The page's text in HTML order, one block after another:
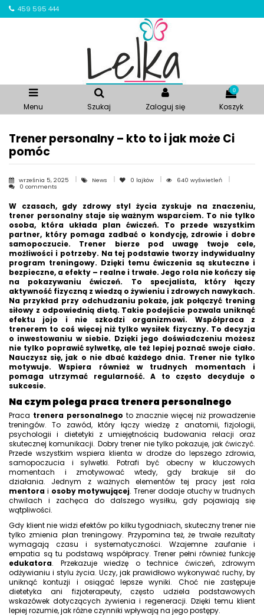
459 595 444
Menu Szukaj Zaloguj się
0
Koszyk
Trener personalny – kto to i jak może Ci
pomóc
września 5, 2025 News 0 lajków
640 wyświetleń
0 comments
W czasach, gdy zdrowy styl życia zyskuje na znaczeniu,
trener personalny staje się ważnym wsparciem. To nie tylko
osoba, która układa plan ćwiczeń. To przede wszystkim
partner, który pomaga zadbać o kondycję, zdrowie i dobre
samopoczucie. Trener bierze pod uwagę twoje cele,
możliwości i potrzeby. Na tej podstawie tworzy indywidualny
program treningowy. Dzięki temu ćwiczenia są skuteczne i
bezpieczne, a efekty – realne i trwałe. Jego rola nie kończy się
na pokazywaniu ćwiczeń. To specjalista, który łączy
aktywność fizyczną z wiedzą o żywieniu i zdrowych nawykach.
Na przykład przy odchudzaniu pokaże, jak połączyć trening
siłowy z odpowiednią dietą. Takie podejście pozwala uniknąć
efektu jojo i nie szkodzi organizmowi. Współpraca z
trenerem to coś więcej niż tylko wysiłek fizyczny. To decyzja
o inwestowaniu w siebie. Dzięki jego doświadczeniu możesz
nie tylko poprawić sylwetkę, ale też lepiej poznać swoje ciało.
Nauczysz się, jak o nie dbać każdego dnia. Trener nie tylko
motywuje. Wspiera również w trudnych momentach i
pomaga utrzymać regularność. A to często decyduje o
sukcesie.
Na czym polega praca trenera personalnego
Praca trenera personalnego to znacznie więcej niż prowadzenie
treningów. To zawód, który łączy wiedzę z anatomii, fizjologii,
psychologii i dietetyki z umiejętnością budowania relacji oraz
skutecznej komunikacji. Dobry trener nie tylko pokazuje, jak ćwiczyć.
Przede wszystkim wspiera klienta w drodze do lepszego zdrowia,
samopoczucia i sylwetki. Potrafi być obecny w kluczowych
momentach i zmotywować wtedy, gdy brakuje sił do
działania. Jednym z ważnych elementów tej pracy jest rola
mentora i osoby motywującej. Trener dodaje otuchy w trudnych
chwilach i zachęca do dalszego wysiłku, gdy pojawiają się
wątpliwości.
Gdy klient nie widzi efektów po kilku tygodniach, skuteczny trener nie
tylko zmienia plan treningowy. Przypomina też, że trwałe rezultaty
wymagają czasu i systematyczności. Wzajemne zaufanie i
empatia są tu podstawą współpracy. Trener pełni również funkcję
edukatora. Przekazuje wiedzę o technice ćwiczeń, zdrowym
odżywianiu i stylu życia. Uczy, jak prawidłowo wykonywać ruchy, by
uniknąć kontuzji i osiągać lepsze wyniki. Choć nie zastępuje
dietetyka ani fizjoterapeuty, często udziela podstawowych
wskazówek dotyczących żywienia i regeneracji. Dzięki temu klient
lepiej rozumie, jak różne czynniki wpływają na jego postępy.